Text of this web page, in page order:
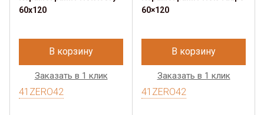
60x120
В корзину
Заказать в 1 клик
41ZERO42
60×120
В корзину
Заказать в 1 клик
41ZERO42